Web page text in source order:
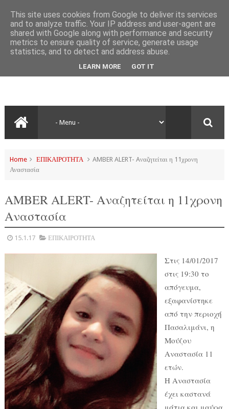
Home ΕΠΙΚΑΙΡΟΤΗΤΑ
AMBER ALERT- Aναζητείται η 11χρονη
Αναστασία
AMBER ALERT- Aναζητείται η 11χρονη
Αναστασία
15.1.17 ΕΠΙΚΑΙΡΟΤΗΤΑ
Στις 14/01/2017
στις 19:30 το
απόγευμα,
εξαφανίστηκε
από την περιοχή
Πασαλιμάνι, η
Μούζου
Αναστασία 11
ετών.
Η Αναστασία
έχει καστανά
μάτια και μαύρα
This site uses cookies from Google to deliver its services
and to analyze traffic. Your IP address and user-agent are
shared with Google along with performance and security
metrics to ensure quality of service, generate usage
statistics, and to detect and address abuse.
LEARN MORE GOT IT